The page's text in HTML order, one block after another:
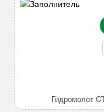
Гидромолот